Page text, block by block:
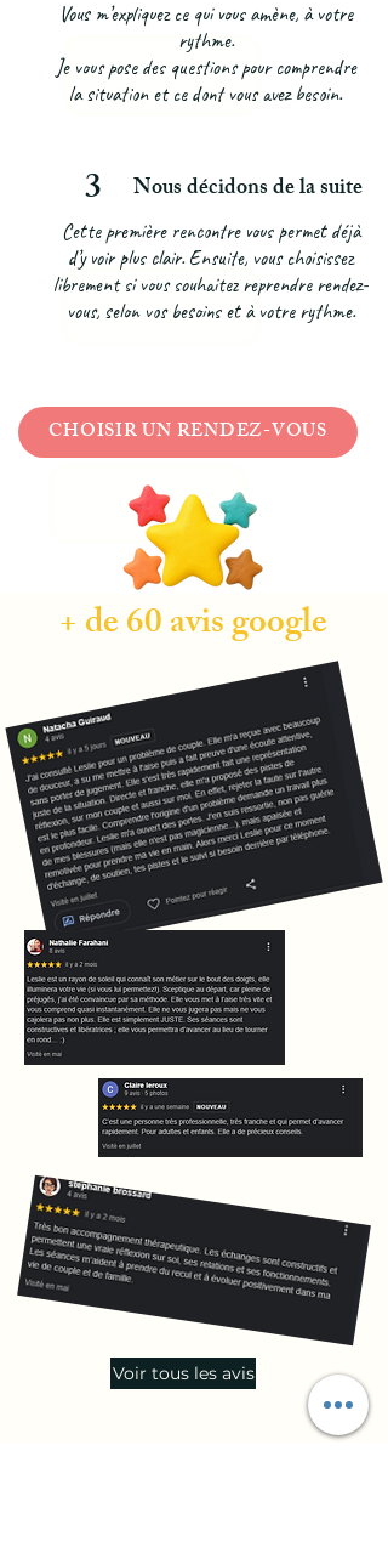
Vous m’expliquez ce qui vous amène, à votre
rythme.
Je vous pose des questions pour comprendre
la situation et ce dont vous avez besoin.
3 Nous décidons de la suite
Cette première rencontre vous permet déjà
d’y voir plus clair. Ensuite, vous choisissez
librement si vous souhaitez reprendre rendez-
vous, selon vos besoins et à votre rythme.
CHOISIR UN RENDEZ-VOUS
+ de 60 avis google
Voir tous les avis